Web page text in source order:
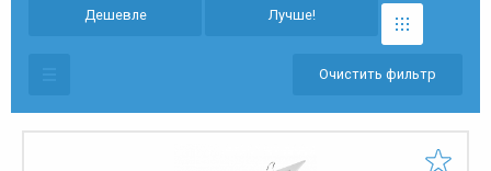
Дешевле Лучше!
Очистить фильтр